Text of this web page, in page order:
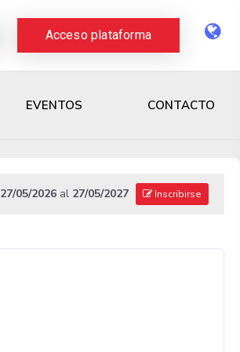
Acceso plataforma
EVENTOS CONTACTO
27/05/2026al 27/05/2027 Inscribirse